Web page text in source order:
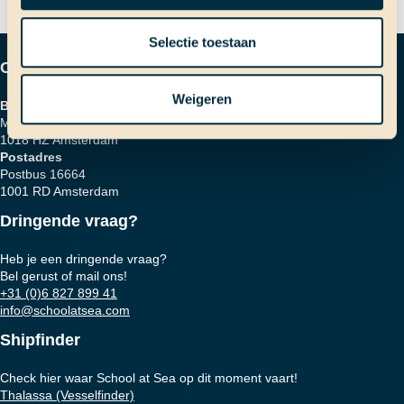
Selectie toestaan
Weigeren
Contactgegevens
Bezoekadres
Marinierskade 59
1018 HZ Amsterdam
Postadres
Postbus 16664
1001 RD Amsterdam
Dringende vraag?
Heb je een dringende vraag?
Bel gerust of mail ons!
+31 (0)6 827 899 41
info@schoolatsea.com
Shipfinder
Check hier waar School at Sea op dit moment vaart!
Thalassa (Vesselfinder)